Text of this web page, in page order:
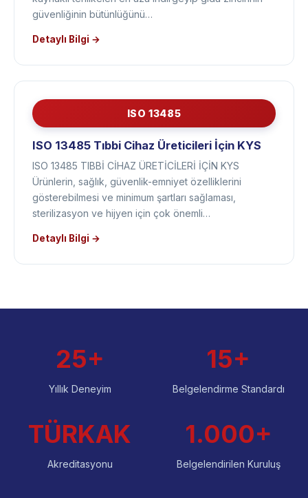
kaynaklı tehlikeleri en aza indirgeyip gıda zincirinin
güvenliğinin bütünlüğünü…
ISO 13485
ISO 13485 Tıbbi Cihaz Üreticileri İçin KYS
ISO 13485 TIBBİ CİHAZ ÜRETİCİLERİ İÇİN KYS
Ürünlerin, sağlık, güvenlik-emniyet özelliklerini
gösterebilmesi ve minimum şartları sağlaması,
sterilizasyon ve hijyen için çok önemli…
25+ 15+
TÜRKAK 1.000+